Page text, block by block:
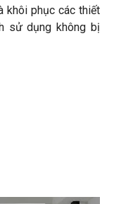
khôi phục các thiết
sử dụng không bị